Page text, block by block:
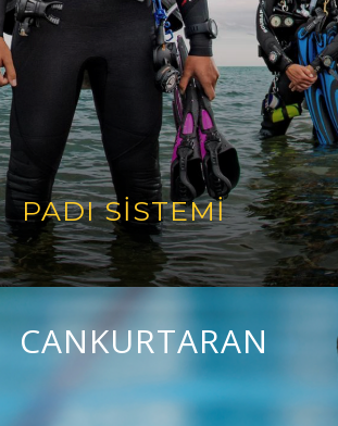
PADI SİSTEMİ
CANKURTARAN